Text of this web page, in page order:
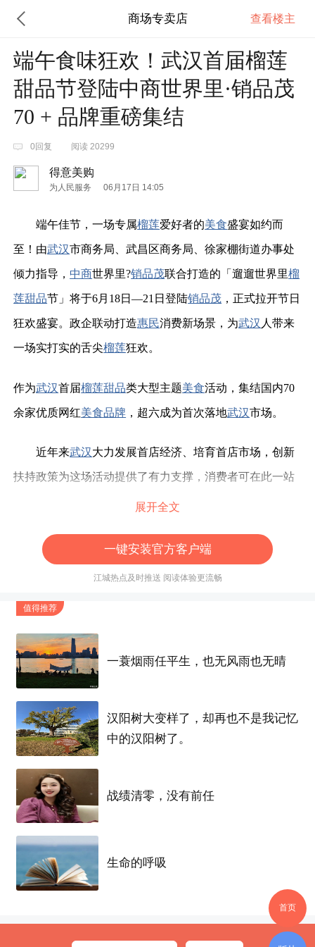
商场专卖店 查看楼主
端午食味狂欢！武汉首届榴莲
甜品节登陆中商世界里·销品茂
70 + 品牌重磅集结
0回复 阅读 20299
得意美购
为人民服务 06月17日 14:05
端午佳节，一场专属榴莲爱好者的美食盛宴如约而
至！ 由武汉市商务局、武昌区商务局、徐家棚街道办事处
倾力指导， 中商世界里?销品茂联合打造的「遛遛世界里榴
莲甜品节」将于6月18日—21日登陆销品茂 ，正式拉开节日
狂欢盛宴。政企联动打造惠民消费新场景，为武汉 人带来
一场实打实的舌尖榴莲狂欢。
作为武汉首届榴莲甜品类大型主题美食活动，集结国内70
余家优质网红美食品牌 ，超六成为首次落地武汉市场。
近年来武汉大力发展首店经济、培育首店市场，创新
扶持政策为这场活动提供了有力支撑，消费者可在此一站
风味，焕新城市假日消费体验。
品牌矩阵横跨全国十余座城市，阵容实力亮
眼。大理HAOCHI、云扇乳坊、上海Puppyyogurt、深圳77
YBAKERY、河马先生、DODO 酸奶等武汉本土人气品
牌 ，更有泉州、杭州、长沙等地特色
风味碰撞，绽放出彩滋味。活动将重磅发布
甄选 20 款人气招牌单品，涵盖 榴莲 松饼、 榴莲
冰粽等二十余种爆款品类，打造专属
指南。
展开全文
一键安装官方客户端
江城热点及时推送 阅读体验更流畅
值得推荐
一蓑烟雨任平生，也无风雨也无晴
汉阳树大变样了，却再也不是我记忆
中的汉阳树了。
战绩清零，没有前任
生命的呼吸
首页